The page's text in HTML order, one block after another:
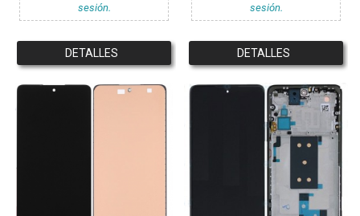
sesión.
DETALLES
sesión.
DETALLES